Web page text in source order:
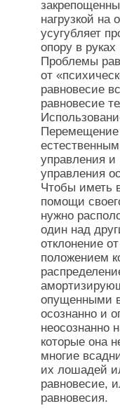
нагрузкой
усугубляет
опору в
Проблемы
от
равновесие
равновесие
Перемещение
управления и
управления
Чтобы иметь
помощи
нужно
один над
отклонение
положением
опущенными
осознанно и
неосознанно
которые она
многие
их лошадей
равновесие,
равновесия.